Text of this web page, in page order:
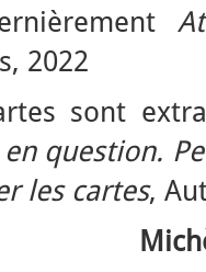
2022
sont
en question.
les cartes,